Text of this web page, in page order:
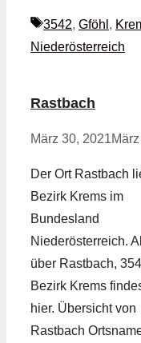
Schlagwörter
3542, Gföhl ,
Niederösterreich
Rastbach
März 30, 2021
Der Ort Rastbach
Bezirk Krems im
Bundesland
Niederösterreich.
über Rastbach,
Bezirk Krems
hier. Übersicht von
Rastbach